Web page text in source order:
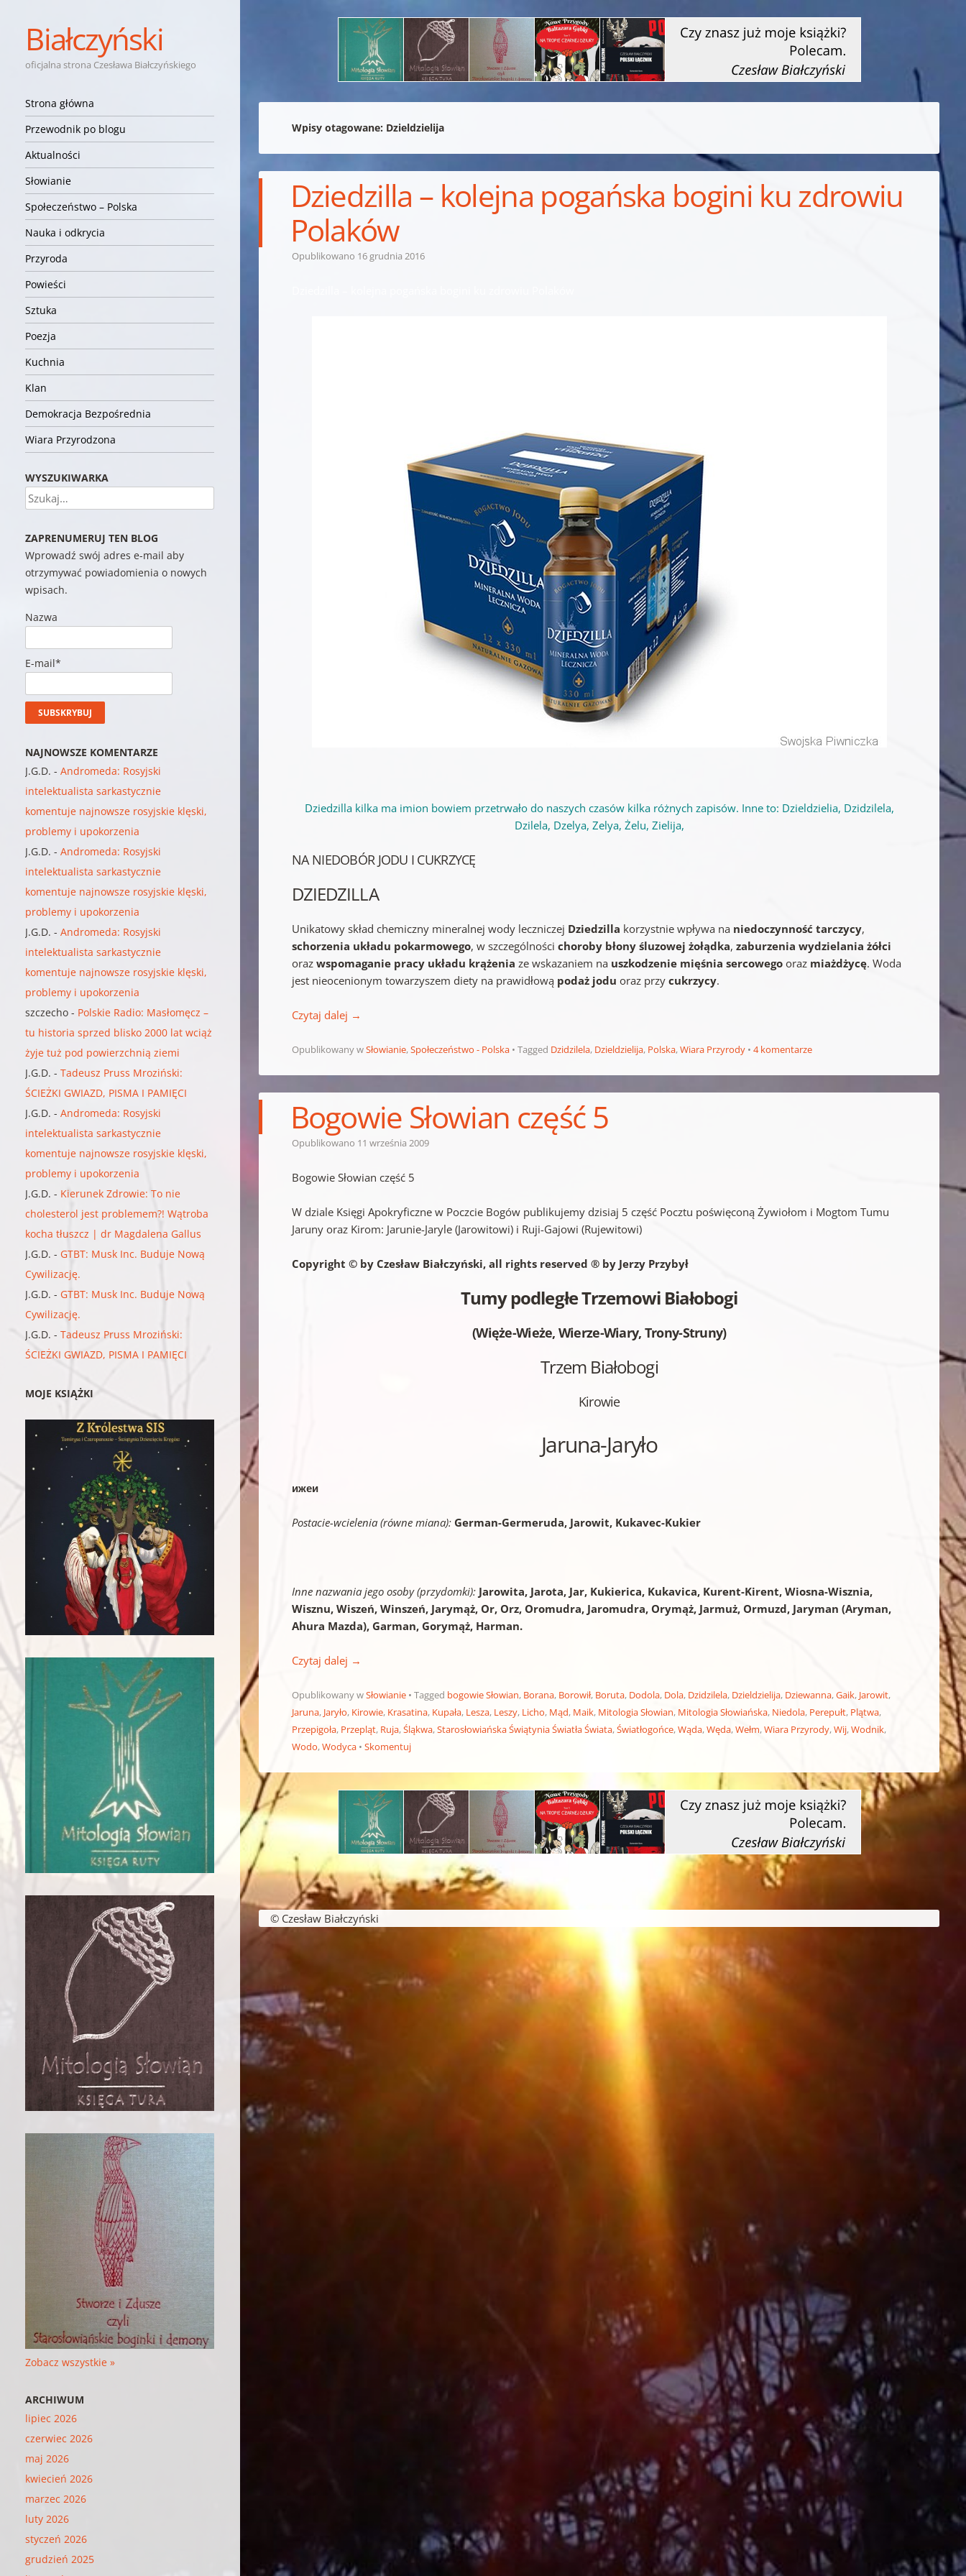
Białczyński
oficjalna strona Czesława Białczyńskiego
Nawigacja
Przejdź do treści
Strona główna
Przewodnik po blogu
Aktualności
Słowianie
Społeczeństwo – Polska
Nauka i odkrycia
Przyroda
Powieści
Sztuka
Poezja
Kuchnia
Klan
Demokracja Bezpośrednia
Wiara Przyrodzona
Wpisy otagowane: Dzieldzielija
Dziedzilla – kolejna pogańska bogini ku zdrowiu
Polaków
Opublikowano 16 grudnia 2016
Dziedzilla kilka ma imion bowiem przetrwało do naszych czasów kilka różnych zapisów. Inne to: Dzieldzielia, Dzidzilela,
Dzilela, Dzelya, Zelya, Żelu, Zielija,
NA NIEDOBÓR JODU I CUKRZYCĘ
DZIEDZILLA
Unikatowy skład chemiczny mineralnej wody leczniczej Dziedzilla korzystnie wpływa na niedoczynność tarczycy,
schorzenia układu pokarmowego, w szczególnościchoroby błony śluzowej żołądka,zaburzenia wydzielania żółci
orazwspomaganie pracy układu krążenia ze wskazaniem na uszkodzenie mięśnia sercowego oraz miażdżycę. Woda
jest nieocenionym towarzyszem diety na prawidłową podaż jodu oraz przycukrzycy.
Czytaj dalej →
Opublikowany wSłowianie,Społeczeństwo - Polska Tagged Dzidzilela, Dzieldzielija, Polska,Wiara Przyrody 4 komentarze
Bogowie Słowian część 5
Opublikowano 11 września 2009
Bogowie Słowian część 5
W dziale Księgi Apokryficzne w Poczcie Bogów publikujemy dzisiaj 5 część Pocztu poświęconą Żywiołom i Mogtom Tumu
Jaruny oraz Kirom: Jarunie-Jaryle (Jarowitowi) i Ruji-Gajowi (Rujewitowi)
Copyright © by Czesław Białczyński,all rights reserved ® by Jerzy Przybył
Tumy podległe Trzemowi Białobogi
(Więże-Wieże, Wierze-Wiary, Trony-Struny)
Trzem Białobogi
Kirowie
Jaruna-Jaryło
ижеи
Postacie-wcielenia (równe miana): German-Germeruda, Jarowit, Kukavec-Kukier
Inne nazwania jego osoby (przydomki): Jarowita, Jarota, Jar, Kukierica, Kukavica, Kurent-Kirent, Wiosna-Wisznia,
Wisznu, Wiszeń, Winszeń, Jarymąż, Or, Orz, Oromudra, Jaromudra, Orymąż, Jarmuż, Ormuzd, Jaryman (Aryman,
Ahura Mazda), Garman, Gorymąż, Harman.
Czytaj dalej →
Opublikowany wSłowianie Tagged bogowie Słowian, Borana, Borowił, Boruta, Dodola, Dola, Dzidzilela, Dzieldzielija, Dziewanna,Gaik, Jarowit,
Jaruna, Jaryło, Kirowie, Krasatina, Kupała, Lesza, Leszy, Licho, Mąd, Maik, Mitologia Słowian, Mitologia Słowiańska, Niedola, Perepułt, Plątwa,
Przepigoła, Przepląt, Ruja,Śląkwa,Starosłowiańska Świątynia Światła Świata,Światłogońce,Wąda,Węda,Wełm,Wiara Przyrody,Wij,Wodnik,
Wodo,Wodyca Skomentuj
Nawigacja wpisu
WYSZUKIWARKA
Szukaj
ZAPRENUMERUJ TEN BLOG
Wprowadź swój adres e-mail aby
otrzymywać powiadomienia o nowych
wpisach.
Nazwa
E-mail*
NAJNOWSZE KOMENTARZE
J.G.D. -Andromeda: Rosyjski
intelektualista sarkastycznie
komentuje najnowsze rosyjskie klęski,
problemy i upokorzenia
J.G.D. -Andromeda: Rosyjski
intelektualista sarkastycznie
komentuje najnowsze rosyjskie klęski,
problemy i upokorzenia
J.G.D. -Andromeda: Rosyjski
intelektualista sarkastycznie
komentuje najnowsze rosyjskie klęski,
problemy i upokorzenia
szczecho - Polskie Radio: Masłomęcz –
tu historia sprzed blisko 2000 lat wciąż
żyje tuż pod powierzchnią ziemi
J.G.D. -Tadeusz Pruss Mroziński:
ŚCIEŻKI GWIAZD, PISMA I PAMIĘCI
J.G.D. -Andromeda: Rosyjski
intelektualista sarkastycznie
komentuje najnowsze rosyjskie klęski,
problemy i upokorzenia
J.G.D. - Kierunek Zdrowie: To nie
cholesterol jest problemem?! Wątroba
kocha tłuszcz | dr Magdalena Gallus
J.G.D. - GTBT: Musk Inc. Buduje Nową
Cywilizację.
J.G.D. - GTBT: Musk Inc. Buduje Nową
Cywilizację.
J.G.D. -Tadeusz Pruss Mroziński:
ŚCIEŻKI GWIAZD, PISMA I PAMIĘCI
MOJE KSIĄŻKI
Zobacz wszystkie »
ARCHIWUM
lipiec 2026
czerwiec 2026
maj 2026
kwiecień 2026
marzec 2026
luty 2026
styczeń 2026
grudzień 2025
© Czesław Białczyński